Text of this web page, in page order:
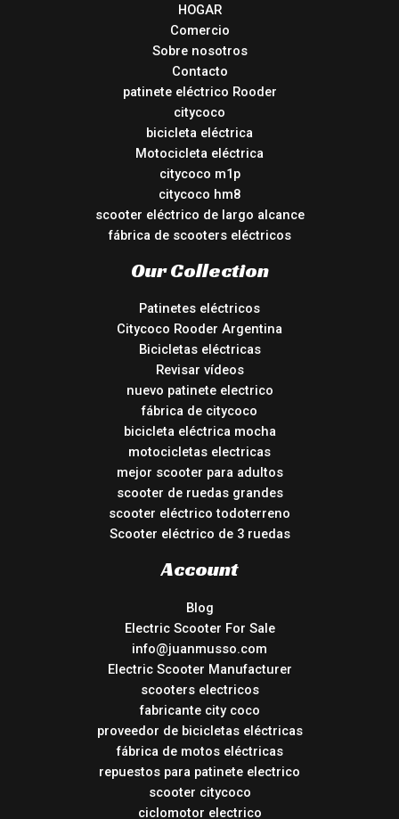
HOGAR
Comercio
Sobre nosotros
Contacto
patinete eléctrico Rooder
citycoco
bicicleta eléctrica
Motocicleta eléctrica
citycoco m1p
citycoco hm8
scooter eléctrico de largo alcance
fábrica de scooters eléctricos
Our Collection
Patinetes eléctricos
Citycoco Rooder Argentina
Bicicletas eléctricas
Revisar vídeos
nuevo patinete electrico
fábrica de citycoco
bicicleta eléctrica mocha
motocicletas electricas
mejor scooter para adultos
scooter de ruedas grandes
scooter eléctrico todoterreno
Scooter eléctrico de 3 ruedas
Account
Blog
Electric Scooter For Sale
info@juanmusso.com
Electric Scooter Manufacturer
scooters electricos
fabricante city coco
proveedor de bicicletas eléctricas
fábrica de motos eléctricas
repuestos para patinete electrico
scooter citycoco
ciclomotor electrico